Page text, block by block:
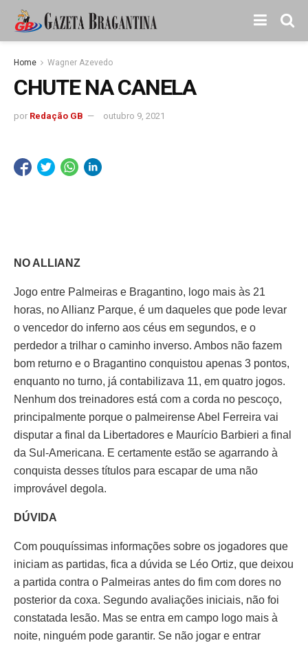
Home Wagner Azevedo
CHUTE NA CANELA
por Redação GB outubro 9, 2021
NO ALLIANZ
Jogo entre Palmeiras e Bragantino, logo mais às 21
horas, no Allianz Parque, é um daqueles que pode levar
o vencedor do inferno aos céus em segundos, e o
perdedor a trilhar o caminho inverso. Ambos não fazem
bom returno e o Bragantino conquistou apenas 3 pontos,
enquanto no turno, já contabilizava 11, em quatro jogos.
Nenhum dos treinadores está com a corda no pescoço,
principalmente porque o palmeirense Abel Ferreira vai
disputar a final da Libertadores e Maurício Barbieri a final
da Sul-Americana. E certamente estão se agarrando à
conquista desses títulos para escapar de uma não
improvável degola.
DÚVIDA
Com pouquíssimas informações sobre os jogadores que
iniciam as partidas, fica a dúvida se Léo Ortiz, que deixou
a partida contra o Palmeiras antes do fim com dores no
posterior da coxa. Segundo avaliações iniciais, não foi
constatada lesão. Mas se entra em campo logo mais à
noite, ninguém pode garantir. Se não jogar e entrar